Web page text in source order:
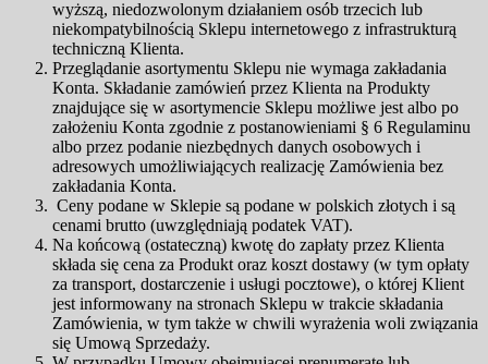
wyższą, niedozwolonym działaniem osób trzecich lub
niekompatybilnością Sklepu internetowego z infrastrukturą
techniczną Klienta.
Przeglądanie asortymentu Sklepu nie wymaga zakładania
Konta. Składanie zamówień przez Klienta na Produkty
znajdujące się w asortymencie Sklepu możliwe jest albo po
założeniu Konta zgodnie z postanowieniami § 6 Regulaminu
albo przez podanie niezbędnych danych osobowych i
adresowych umożliwiających realizację Zamówienia bez
zakładania Konta.
Ceny podane w Sklepie są podane w polskich złotych i są
cenami brutto (uwzględniają podatek VAT).
Na końcową (ostateczną) kwotę do zapłaty przez Klienta
składa się cena za Produkt oraz koszt dostawy (w tym opłaty
za transport, dostarczenie i usługi pocztowe), o której Klient
jest informowany na stronach Sklepu w trakcie składania
Zamówienia, w tym także w chwili wyrażenia woli związania
się Umową Sprzedaży.